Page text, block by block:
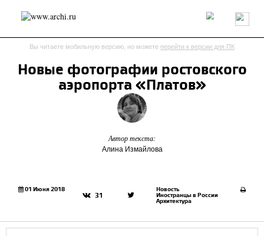
Россия Мир Технологии Интерьер Пресса
Архитекторы
Анонсы конкурсов
Исследование
Результаты конкурса
Рецензия Архитектура
Иностранцы в России
Вы читаете мобильную версию, но можете перейти к версии для ПК
Новые фотографии ростовского
аэропорта «Платов»
Автор текста:
Алина Измайлова
01 Июня 2018
31
Новость
Иностранцы в России
Архитектура